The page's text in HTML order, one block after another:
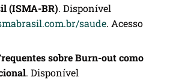
(ISMA-BR). Disponível
saude. Acesso
sobre Burn-out como
. Disponível